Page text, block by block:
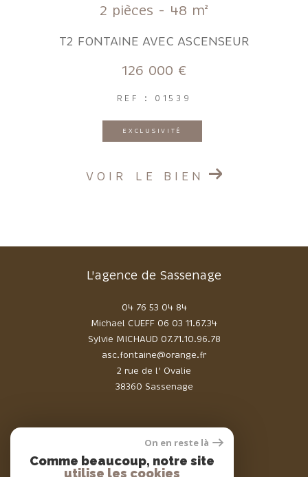
2 pièces - 48 m²
T2 FONTAINE AVEC ASCENSEUR
126 000 €
REF : 01539
EXCLUSIVITÉ
VOIR LE BIEN
L'agence de Sassenage
04 76 53 04 84
2 rue de l' Ovalie
38360 Sassenage
Michael CUEFF 06 03 11.67.34
Sylvie MICHAUD 07.71.10.96.78
asc.fontaine@orange.fr
Adhérents
On en reste là
Comme beaucoup, notre site
utilise les cookies